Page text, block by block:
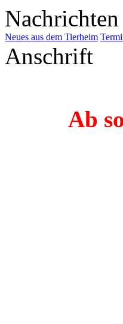
Nachrichten
Neues aus dem Tierheim
Anschrift
Ab